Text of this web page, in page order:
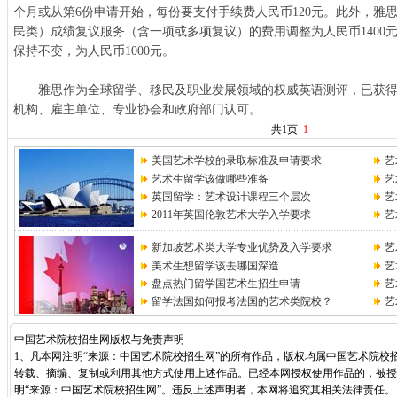
个月或从第6份申请开始，每份要支付手续费人民币120元。此外，雅
民类）成绩复议服务（含一项或多项复议）的费用调整为人民币1400
保持不变，为人民币1000元。
雅思作为全球留学、移民及职业发展领域的权威英语测评，已获得
机构、雇主单位、专业协会和政府部门认可。
共1页 1
美国艺术学校的录取标准及申请要求
艺术生留学该做哪些准备
英国留学：艺术设计课程三个层次
2011年英国伦敦艺术大学入学要求
新加坡艺术类大学专业优势及入学要求
美术生想留学该去哪国深造
盘点热门留学国艺术生招生申请
留学法国如何报考法国的艺术类院校？
中国艺术院校招生网版权与免责声明
1、凡本网注明“来源：中国艺术院校招生网”的所有作品，版权均属中国艺术院
转载、摘编、复制或利用其他方式使用上述作品。已经本网授权使用作品的，被
明“来源：中国艺术院校招生网”。违反上述声明者，本网将追究其相关法律责任。